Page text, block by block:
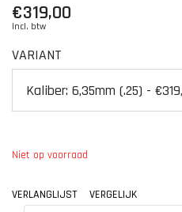
€319,00
Incl. btw
VARIANT
Niet op voorraad
VERLANGLIJST VERGELIJK